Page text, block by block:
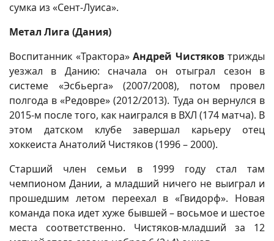
сумка из «Сент-Луиса».
Метал Лига (Дания)
Воспитанник «Трактора» Андрей Чистяковтрижды
уезжал в Данию: сначала он отыграл сезон в
системе «Эсбьерга» (2007/2008), потом провел
полгода в «Редовре» (2012/2013). Туда он вернулся в
2015-м после того, как наигрался в ВХЛ (174 матча). В
этом датском клубе завершал карьеру отец
хоккеиста Анатолий Чистяков (1996 – 2000).
Старший член семьи в 1999 году стал там
чемпионом Дании, а младший ничего не выиграл и
прошедшим летом переехал в «Гвидорф». Новая
команда пока идет хуже бывшей – восьмое и шестое
места соответственно. Чистяков-младший за 12